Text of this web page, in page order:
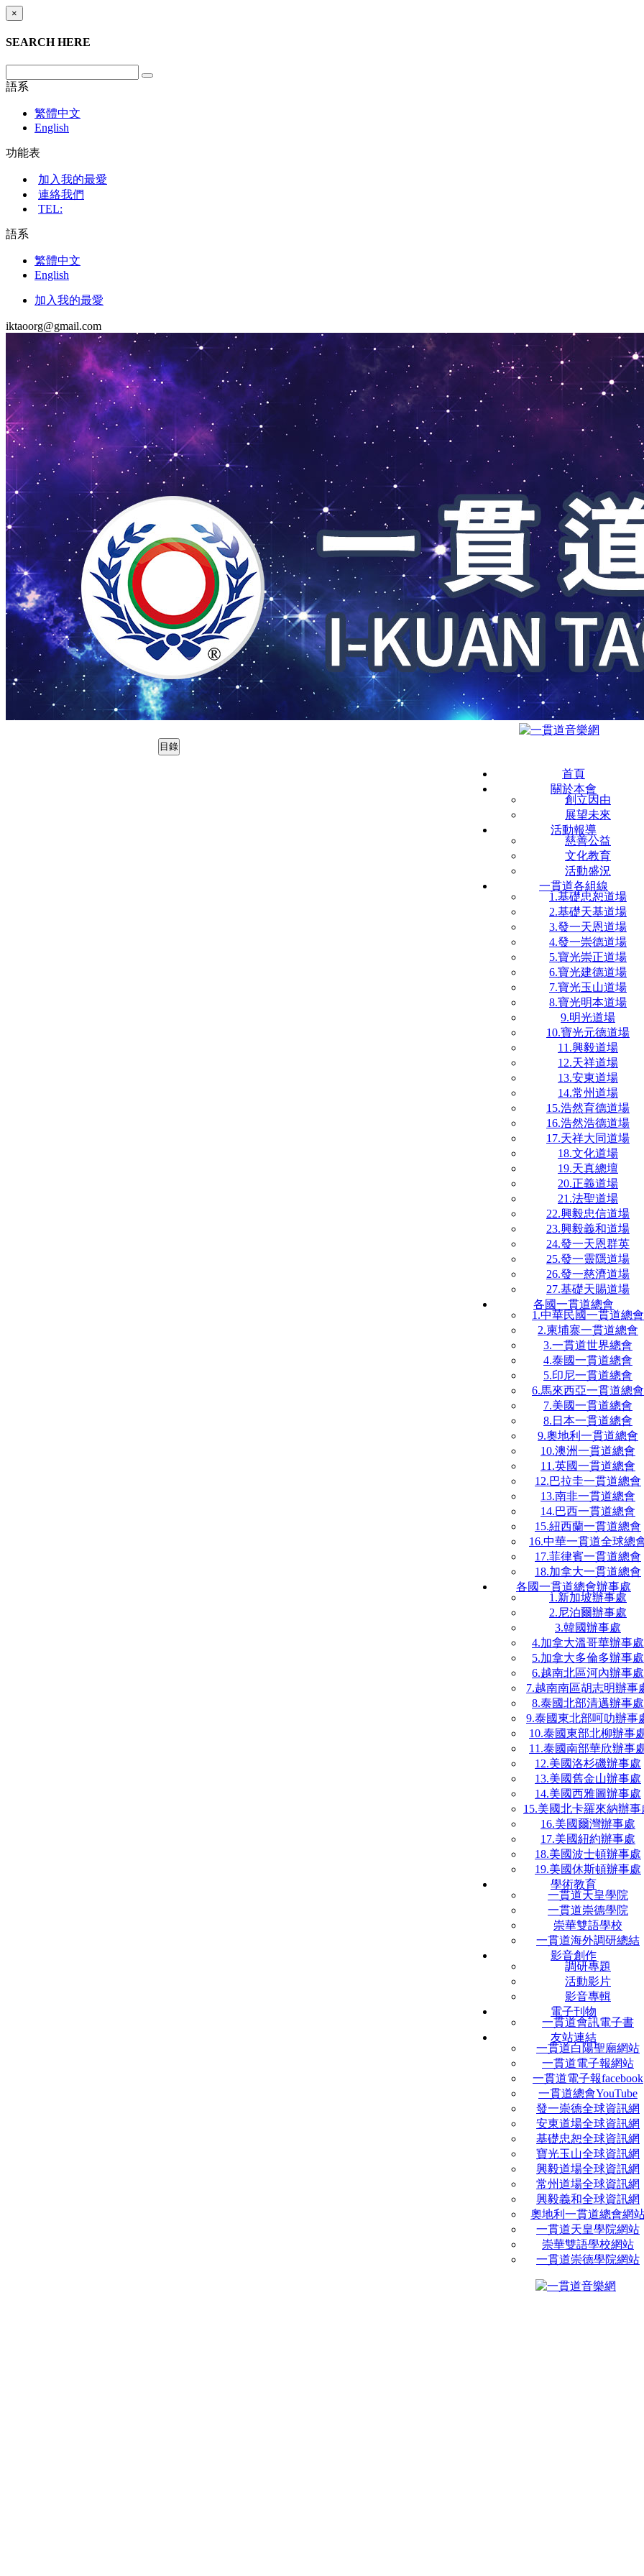
×
SEARCH HERE
語系
繁體中文
English
功能表
加入我的最愛
連絡我們
TEL:
語系
繁體中文
English
加入我的最愛
iktaoorg@gmail.com
目錄
首頁
關於本會
創立因由
展望未來
活動報導
慈善公益
文化教育
活動盛況
一貫道各組線
1.基礎忠恕道場
2.基礎天基道場
3.發一天恩道場
4.發一崇德道場
5.寶光崇正道場
6.寶光建德道場
7.寶光玉山道場
8.寶光明本道場
9.明光道場
10.寶光元德道場
11.興毅道場
12.天祥道場
13.安東道場
14.常州道場
15.浩然育德道場
16.浩然浩德道場
17.天祥大同道場
18.文化道場
19.天真總壇
20.正義道場
21.法聖道場
22.興毅忠信道場
23.興毅義和道場
24.發一天恩群英
25.發一靈隱道場
26.發一慈濟道場
27.基礎天賜道場
各國一貫道總會
1.中華民國一貫道總會
2.柬埔寨一貫道總會
3.一貫道世界總會
4.泰國一貫道總會
5.印尼一貫道總會
6.馬來西亞一貫道總會
7.美國一貫道總會
8.日本一貫道總會
9.奧地利一貫道總會
10.澳洲一貫道總會
11.英國一貫道總會
12.巴拉圭一貫道總會
13.南非一貫道總會
14.巴西一貫道總會
15.紐西蘭一貫道總會
16.中華一貫道全球總
17.菲律賓一貫道總會
18.加拿大一貫道總會
各國一貫道總會辦事處
1.新加坡辦事處
2.尼泊爾辦事處
3.韓國辦事處
4.加拿大溫哥華辦事處
5.加拿大多倫多辦事處
6.越南北區河內辦事處
7.越南南區胡志明辦事
8.泰國北部清邁辦事處
9.泰國東北部呵叻辦事
10.泰國東部北柳辦事
11.泰國南部華欣辦事
12.美國洛杉磯辦事處
13.美國舊金山辦事處
14.美國西雅圖辦事處
15.美國北卡羅來納辦事
16.美國爾灣辦事處
17.美國紐約辦事處
18.美國波士頓辦事處
19.美國休斯頓辦事處
學術教育
一貫道天皇學院
一貫道崇德學院
崇華雙語學校
一貫道海外調研總結
影音創作
調研專題
活動影片
影音專輯
電子刊物
一貫道會訊電子書
友站連結
一貫道白陽聖廟網站
一貫道電子報網站
一貫道電子報facebook
一貫道總會YouTube
發一崇德全球資訊網
安東道場全球資訊網
基礎忠恕全球資訊網
寶光玉山全球資訊網
興毅道場全球資訊網
常州道場全球資訊網
興毅義和全球資訊網
奧地利一貫道總會網
一貫道天皇學院網站
崇華雙語學校網站
一貫道崇德學院網站